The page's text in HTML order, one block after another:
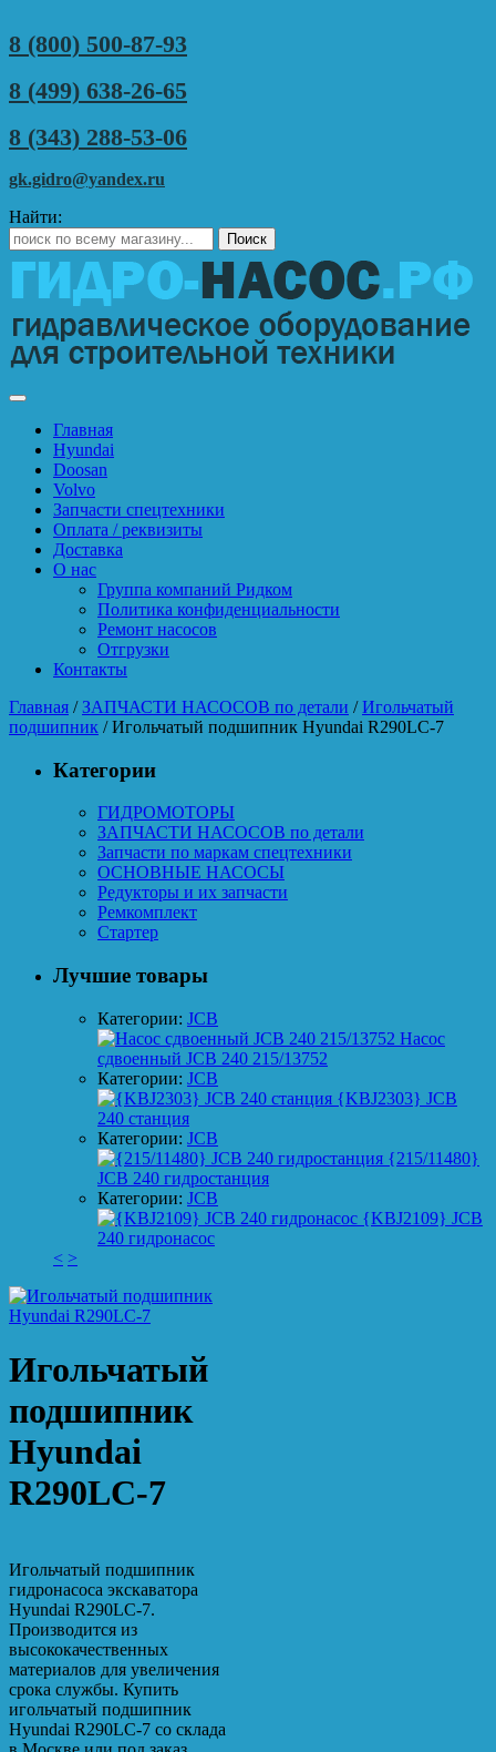
8 (800) 500-87-93
8 (499) 638-26-65
8 (343) 288-53-06
gk.gidro@yandex.ru
Найти:
Главная
Hyundai
Doosan
Volvo
Запчасти спецтехники
Оплата / реквизиты
Доставка
О нас
Группа компаний Ридком
Политика конфиденциальности
Ремонт насосов
Отгрузки
Контакты
Главная /ЗАПЧАСТИ НАСОСОВ по детали /Игольчатый
подшипник / Игольчатый подшипник Hyundai R290LC-7
Категории
ГИДРОМОТОРЫ
ЗАПЧАСТИ НАСОСОВ по детали
Запчасти по маркам спецтехники
ОСНОВНЫЕ НАСОСЫ
Редукторы и их запчасти
Ремкомплект
Стартер
Лучшие товары
Категории: JCB
Насос
сдвоенный JCB 240 215/13752
Категории: JCB
{KBJ2303} JCB
240 станция
Категории: JCB
{215/11480}
JCB 240 гидростанция
Категории: JCB
{KBJ2109} JCB
240 гидронасос
< >
Игольчатый
подшипник
Hyundai
R290LC-7
Игольчатый подшипник
гидронасоса экскаватора
Hyundai R290LC-7.
Производится из
высококачественных
материалов для увеличения
срока службы. Купить
игольчатый подшипник
Hyundai R290LC-7 со склада